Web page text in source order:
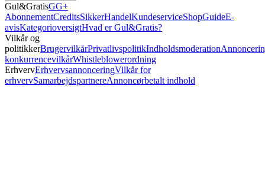
Gul&GratisGG+
AbonnementCreditsSikkerHandelKundeserviceShopGuideE-
avisKategorioversigtHvad er Gul&Gratis?
Vilkår og
politikkerBrugervilkårPrivatlivspolitikIndholdsmoderation
konkurrencevilkårWhistleblowerordning
ErhvervErhvervsannonceringVilkår for
erhvervSamarbejdspartnereAnnoncørbetalt indhold